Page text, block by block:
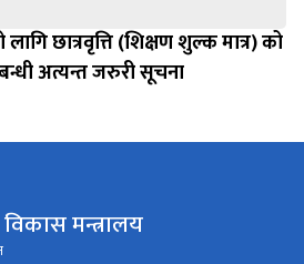
छात्रवृत्ति (शिक्षण शुल्क मात्र) को
अत्यन्त जरुरी सूचना
मन्त्रालय